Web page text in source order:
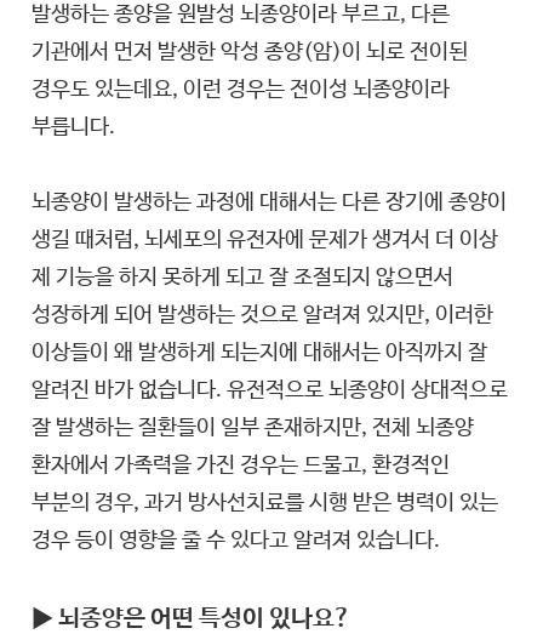
발생하는 종양을 원발성 뇌종양이라 부르고, 다른
기관에서 먼저 발생한 악성 종양(암)이 뇌로 전이된
경우도 있는데요, 이런 경우는 전이성 뇌종양이라
부릅니다.
뇌종양이 발생하는 과정에 대해서는 다른 장기에 종양이
생길 때처럼, 뇌세포의 유전자에 문제가 생겨서 더 이상
제 기능을 하지 못하게 되고 잘 조절되지 않으면서
성장하게 되어 발생하는 것으로 알려져 있지만, 이러한
이상들이 왜 발생하게 되는지에 대해서는 아직까지 잘
알려진 바가 없습니다. 유전적으로 뇌종양이 상대적으로
잘 발생하는 질환들이 일부 존재하지만, 전체 뇌종양
환자에서 가족력을 가진 경우는 드물고, 환경적인
부분의 경우, 과거 방사선치료를 시행 받은 병력이 있는
경우 등이 영향을 줄 수 있다고 알려져 있습니다.
▶ 뇌종양은 어떤 특성이 있나요?